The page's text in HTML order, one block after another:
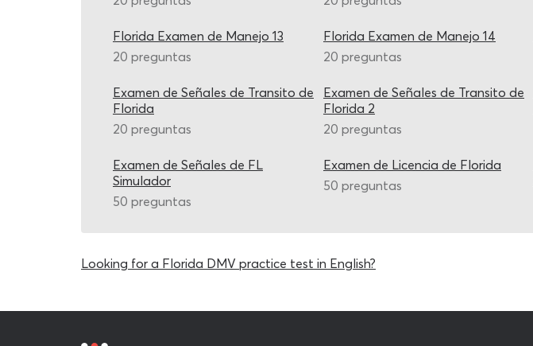
Florida Examen de Manejo 13
20 preguntas
Florida Examen de Manejo 14
20 preguntas
Examen de Señales de Transito de
Florida
20 preguntas
Examen de Señales de Transito de
Florida 2
20 preguntas
Examen de Señales de FL
Simulador
50 preguntas
Examen de Licencia de Florida
50 preguntas
Looking for a Florida DMV practice test in English?